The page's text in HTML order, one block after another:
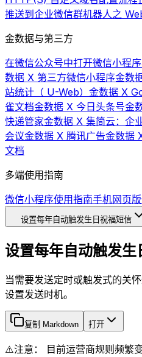
推送到企业微信群机器人之
金数据与第三方
在微信公众号中打开微信小程
数据 X 第三方微信小程序金数
站统计（ U-Web） 金数据 X
雀文档金数据 X 今日头条号金
快递管家金数据 X 集简云：企
会议金数据 X 腾讯广告金数据
文档
多端使用指南
微信小程序使用指南手机网页
设置每年自动触发生日祝福短信
设置每年自动触发生
当需要发送定时或触发式的关
设置发送时机。
复制 Markdown 打开
⚠️注意： 目前运营商规则频繁